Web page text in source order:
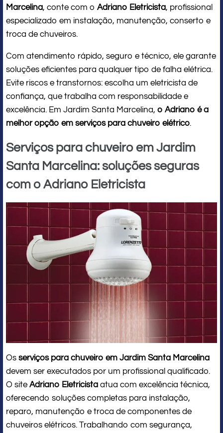
Marcelina, conte com o Adriano Eletricista, profissional
especializado em instalação, manutenção, conserto e
troca de chuveiros.
Com atendimento rápido, seguro e técnico, ele garante
soluções eficientes para qualquer tipo de falha elétrica.
Evite riscos e transtornos: escolha um eletricista de
confiança, que trabalha com responsabilidade e
excelência. Em Jardim Santa Marcelina, o Adriano é a
melhor opção em serviços para chuveiro elétrico.
Serviços para chuveiro em Jardim
Santa Marcelina: soluções seguras
com o Adriano Eletricista
Os serviços para chuveiro em Jardim Santa Marcelina
devem ser executados por um profissional qualificado.
O site Adriano Eletricista atua com excelência técnica,
oferecendo soluções completas para instalação,
reparo, manutenção e troca de componentes de
chuveiros elétricos. Trabalhando com segurança,